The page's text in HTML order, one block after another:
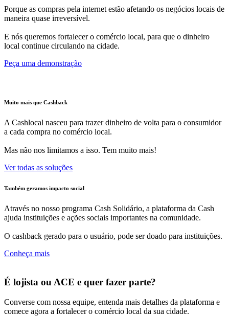
Porque as compras pela internet estão afetando os negócios locais de
maneira quase irreversível.
E nós queremos fortalecer o comércio local, para que o dinheiro
local continue circulando na cidade.
Peça uma demonstração
Muito mais que Cashback
A Cashlocal nasceu para trazer dinheiro de volta para o consumidor
a cada compra no comércio local.
Mas não nos limitamos a isso. Tem muito mais!
Ver todas as soluções
Também geramos impacto social
Através no nosso programa Cash Solidário, a plataforma da Cash
ajuda instituições e ações sociais importantes na comunidade.
O cashback gerado para o usuário, pode ser doado para instituições.
Conheça mais
É lojista ou ACE e quer fazer parte?
Converse com nossa equipe, entenda mais detalhes da plataforma e
comece agora a fortalecer o comércio local da sua cidade.